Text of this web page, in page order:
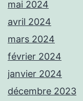
mai 2024
avril 2024
mars 2024
février 2024
janvier 2024
décembre 2023